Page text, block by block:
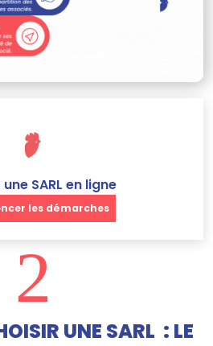
SARL en ligne
les démarches
2
UNE SARL : LE